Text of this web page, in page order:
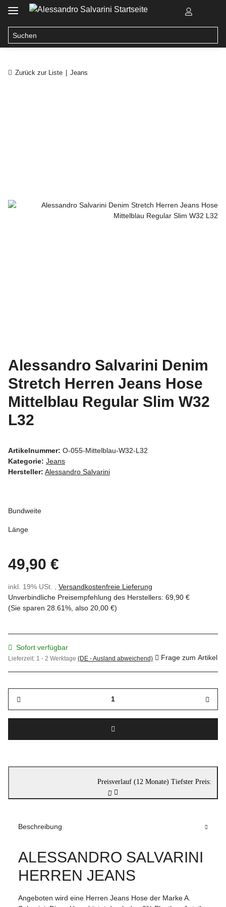
Zurück zur Liste Jeans
Alessandro Salvarini Denim
Stretch Herren Jeans Hose
Mittelblau Regular Slim W32
L32
Artikelnummer: O-055-Mittelblau-W32-L32
Kategorie: Jeans
Hersteller: Alessandro Salvarini
Bundweite
Länge
49,90 €
inkl. 19% USt. , Versandkostenfreie Lieferung
Unverbindliche Preisempfehlung des Herstellers: 69,90 €
(Sie sparen 28.61% , also 20,00 €)
Sofort verfügbar
Lieferzeit: 1 - 2 Werktage (DE - Ausland abweichend) Frage zum Artikel
Preisverlauf (12 Monate)
Beschreibung
ALESSANDRO SALVARINI
HERREN JEANS
Angeboten wird eine Herren Jeans Hose der Marke A.